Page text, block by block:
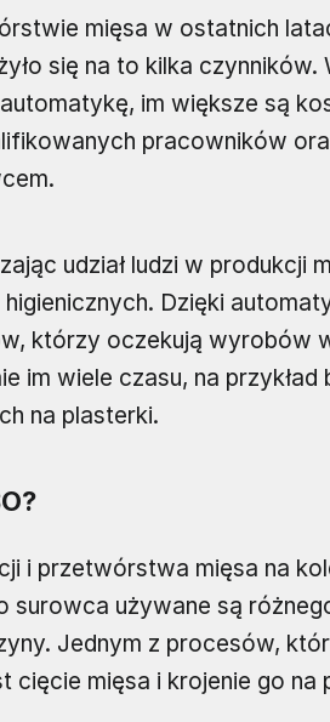
mięsa w ostatnich
się na to kilka
im większe są
pracowników
udział ludzi w produkcji
Dzięki
którzy oczekują wyrobów
im wiele czasu, na
na plasterki.
i przetwórstwa mięsa na
surowca używane są
Jednym z procesów,
cięcie mięsa i krojenie go na